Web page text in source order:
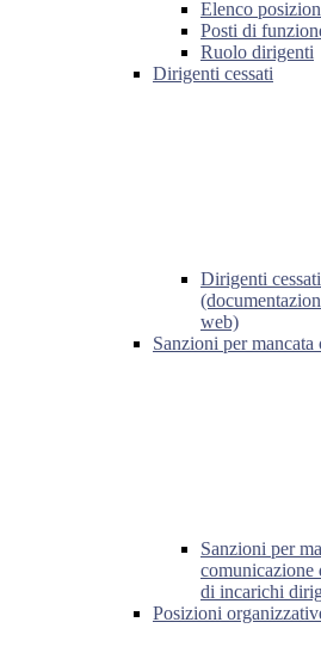
Elenco
Posti di
Ruolo dirigenti
Dirigenti cessati
Dirigenti
web)
Sanzioni per
Sanzioni per
comunicazione
di incarichi
Posizioni